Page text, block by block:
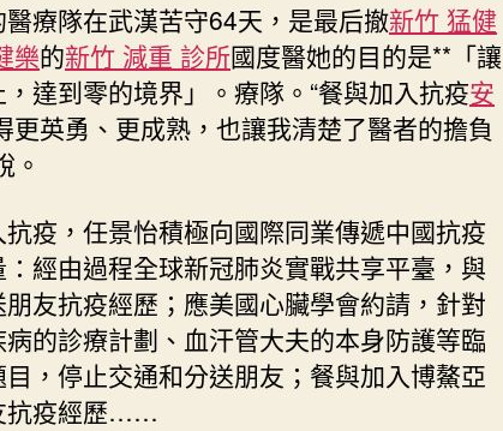
療隊在武漢苦守64天，是最后撤新竹 猛健
樂的新竹 減重 診所國度醫她的目的是**「讓
達到零的境界」。療隊。“餐與加入抗疫安
更英勇、更成熟，也讓我清楚了醫者的擔負
。
疫，任景怡積極向國際同業傳遞中國抗疫
經由過程全球新冠肺炎實戰共享平臺，與
友抗疫經歷；應美國心臟學會約請，針對
的診療計劃、血汗管大夫的本身防護等臨
，停止交通和分送朋友；餐與加入博鰲亞
抗疫經歷……